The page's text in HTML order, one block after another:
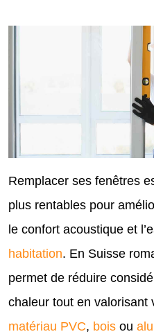
Remplacer ses fenêtres
plus rentables pour
le confort acoustique et
habitation. En Suisse
permet de réduire
chaleur tout en valorisant
matériau PVC, bois ou